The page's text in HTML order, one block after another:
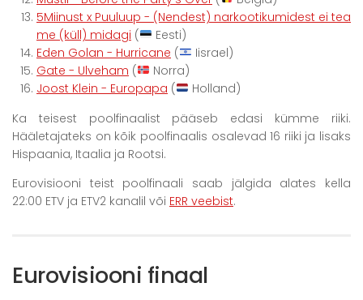
5Miinust x Puuluup - (Nendest) narkootikumidest ei tea
me (küll) midagi (
Eesti)
Eden Golan - Hurricane (
Iisrael)
Gate - Ulveham (
Norra)
Joost Klein - Europapa (
Holland)
Ka teisest poolfinaalist pääseb edasi kümme riiki.
Hääletajateks on kõik poolfinaalis osalevad 16 riiki ja lisaks
Hispaania, Itaalia ja Rootsi.
Eurovisiooni teist poolfinaali saab jälgida alates kella
22:00 ETV ja ETV2 kanalil või ERR veebist.
Eurovisiooni finaal